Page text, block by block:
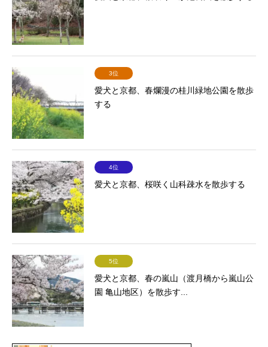
3位
愛犬と京都、春爛漫の桂川緑地公園を散歩
する
4位
愛犬と京都、桜咲く山科疎水を散歩する
5位
愛犬と京都、春の嵐山（渡月橋から嵐山公
園 亀山地区）を散歩す...